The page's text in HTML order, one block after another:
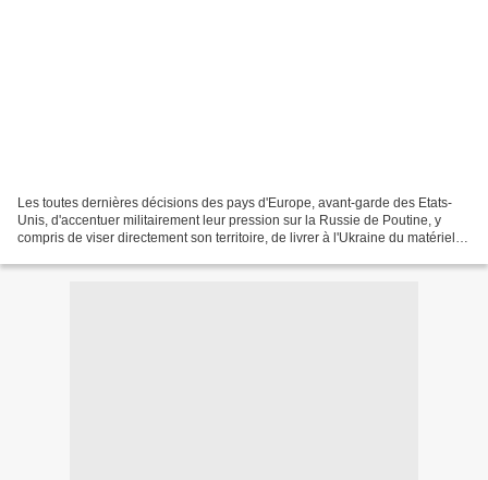
Les toutes dernières décisions des pays d'Europe, avant-garde des Etats-
Unis, d'accentuer militairement leur pression sur la Russie de Poutine, y
compris de viser directement son territoire, de livrer à l'Ukraine du matériel